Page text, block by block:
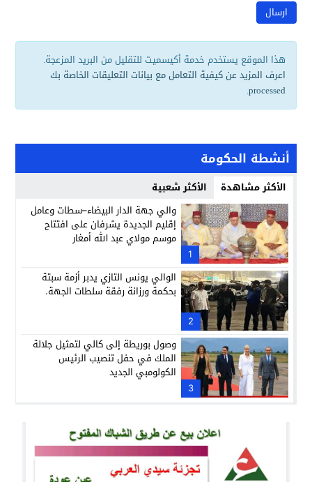
هذا الموقع يستخدم خدمة أكيسميت للتقليل من البريد المزعجة.
اعرف المزيد عن كيفية التعامل مع بيانات التعليقات الخاصة بك
processed
.
أنشطة الحكومة
الأكثر مشاهدة الأكثر شعبية
1
والي جهة الدار البيضاء–سطات وعامل
إقليم الجديدة يشرفان على افتتاح
موسم مولاي عبد الله أمغار
2
الوالي يونس التازي يدبر أزمة سبتة
بحكمة ورزانة رفقة سلطات الجهة.
3
وصول بوريطة إلى كالي لتمثيل جلالة
الملك في حفل تنصيب الرئيس
الكولومبي الجديد